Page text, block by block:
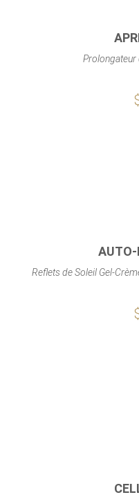
Prolongateur
Reflets de Soleil Gel-